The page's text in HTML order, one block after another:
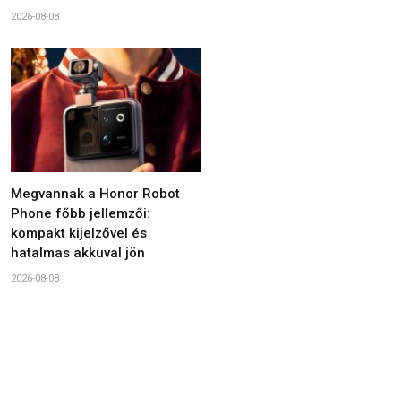
2026-08-08
Megvannak a Honor Robot
Phone főbb jellemzői:
kompakt kijelzővel és
hatalmas akkuval jön
2026-08-08